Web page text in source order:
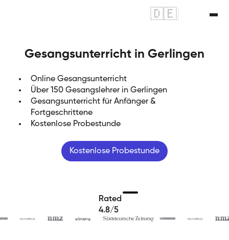
🇩🇪
Gesangsunterricht in Gerlingen
Online Gesangsunterricht
Über 150 Gesangslehrer in Gerlingen
Gesangsunterricht für Anfänger &
Fortgeschrittene
Kostenlose Probestunde
Kostenlose Probestunde
Rated
4.8/5